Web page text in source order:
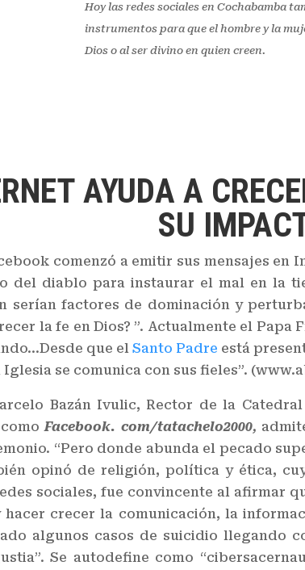
Hoy las redes sociales en Cochabamba
instrumentos para que el hombre y la
Dios o al ser divino en quien creen.
AYUDA A
SU
comenzó a emitir sus mensajes
del diablo para instaurar el mal en la
serían factores de dominación y
la fe en Dios? ”. Actualmente el
que elSanto Padre está
se comunica con sus fieles”.
Bazán Ivulic, Rector de la
Facebook. com/tatachelo2000,
“Pero donde abunda el pecado
opinó de religión, política y ética,
sociales, fue convincente al afirmar
hacer crecer la comunicación, la
algunos casos de suicidio llegando
Se autodefine como